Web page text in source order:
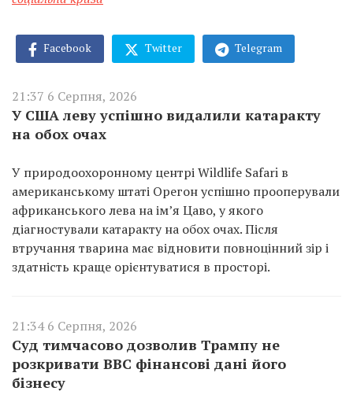
Facebook Twitter Telegram
21:37 6 Серпня, 2026
У США леву успішно видалили катаракту
на обох очах
У природоохоронному центрі Wildlife Safari в
американському штаті Орегон успішно прооперували
африканського лева на ім’я Цаво, у якого
діагностували катаракту на обох очах. Після
втручання тварина має відновити повноцінний зір і
здатність краще орієнтуватися в просторі.
21:34 6 Серпня, 2026
Суд тимчасово дозволив Трампу не
розкривати BBC фінансові дані його
бізнесу